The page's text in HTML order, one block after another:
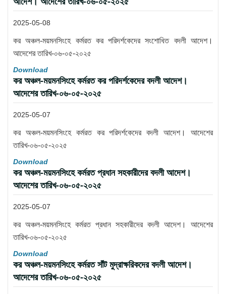
2025-05-08
কর অঞ্চল-ময়মনসিংহে কর্মরত কর পরিদর্শকেদের সংশোধিত বদলী আদেশ।
আদেশের তারিখ-০৬-০৫-২০২৫
Download
কর অঞ্চল-ময়মনসিংহে কর্মরত কর পরিদর্শকেদের বদলী আদেশ।
আদেশের তারিখ-০৬-০৫-২০২৫
2025-05-07
কর অঞ্চল-ময়মনসিংহে কর্মরত কর পরিদর্শকেদের বদলী আদেশ। আদেশের
তারিখ-০৬-০৫-২০২৫
Download
কর অঞ্চল-ময়মনসিংহে কর্মরত প্রধান সহকারীদের বদলী আদেশ।
আদেশের তারিখ-০৬-০৫-২০২৫
2025-05-07
কর অঞ্চল-ময়মনসিংহে কর্মরত প্রধান সহকারীদের বদলী আদেশ। আদেশের
তারিখ-০৬-০৫-২০২৫
Download
কর অঞ্চল-ময়মনসিংহে কর্মরত সাঁট মুদ্রাক্ষরিকদের বদলী আদেশ।
আদেশের তারিখ-০৬-০৫-২০২৫